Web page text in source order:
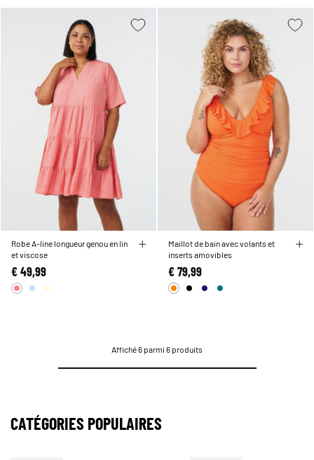
Robe A-line longueur genou en lin
et viscose
€ 49,99
Maillot de bain avec volants et
inserts amovibles
€ 79,99
Affiché 6 parmi 6 produits
CATÉGORIES POPULAIRES